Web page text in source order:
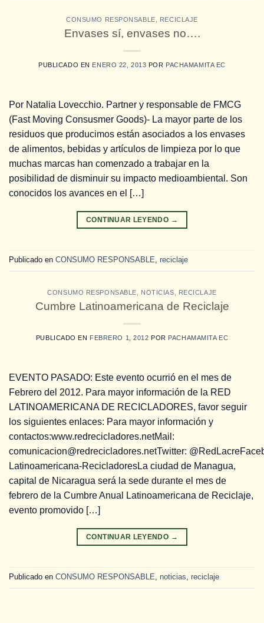
CONSUMO RESPONSABLE RECICLAJE
Envases sí, envases no….
PUBLICADO EN ENERO 22, 2013 POR PACHAMAMITA EC
Por Natalia Lovecchio. Partner y responsable de FMCG
(Fast Moving Consusmer Goods)- La mayor parte de los
residuos que producimos están asociados a los envases
de alimentos, bebidas y artículos de limpieza por lo que
muchas marcas han comenzado a trabajar en la
posibilidad de disminuir su impacto medioambiental. Son
conocidos los avances en el […]
CONTINUAR LEYENDO →
Publicado en CONSUMO RESPONSABLE, reciclaje
CONSUMO RESPONSABLE NOTICIAS RECICLAJE
Cumbre Latinoamericana de Reciclaje
PUBLICADO EN FEBRERO 1, 2012 POR PACHAMAMITA EC
EVENTO PASADO: Este evento ocurrió en el mes de
Febrero del 2012. Para mayor información de la RED
LATINOAMERICANA DE RECICLADORES, favor seguir
los siguientes enlaces: Para mayor información y
contactos:www.redrecicladores.netMail:
comunicacion@redrecicladores.netTwitter:
Latinoamericana-RecicladoresLa ciudad de Managua,
capital de Nicaragua será la sede durante el mes de
febrero de la Cumbre Anual Latinoamericana de Reciclaje,
evento promovido […]
CONTINUAR LEYENDO →
Publicado en CONSUMO RESPONSABLE noticias reciclaje